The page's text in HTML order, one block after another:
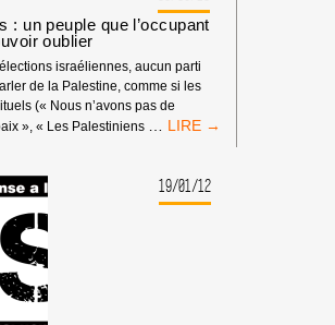
SOUTIENT
LA
“MEHADRIN
DÉGAGE”
: un peuple que l’occupant
oublier
israéliennes, aucun parti
de la Palestine, comme si les
(« Nous n’avons pas de
», « Les Palestiniens … LES
PALESTINIENS
UN
PEUPLE
19/01/12